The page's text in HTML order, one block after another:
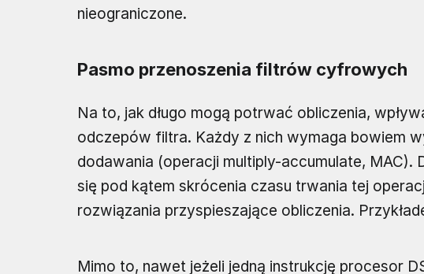
nieograniczone.
Pasmo przenoszenia filtrów cyfrowych
Na to, jak długo mogą potrwać obliczenia,
odczepów filtra. Każdy z nich wymaga bowiem
dodawania (operacji multiply-accumulate,
się pod kątem skrócenia czasu trwania tej
rozwiązania przyspieszające obliczenia.
Mimo to, nawet jeżeli jedną instrukcję procesor